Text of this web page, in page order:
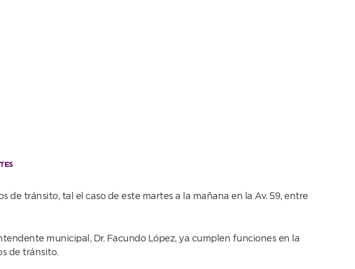
tránsito, tal el caso de este martes a la mañana en la Av. 59, entre
municipal, Dr. Facundo López, ya cumplen funciones en la
de tránsito.